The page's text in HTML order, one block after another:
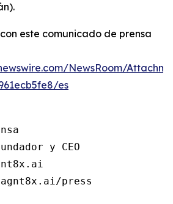
este comunicado de prensa
NewsRoom/
es
y CEO
press